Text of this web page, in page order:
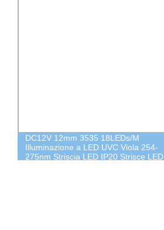
DC12V 12mm 3535 18LEDs/M
Illuminazione a LED UVC Viola 254-
275nm Striscia LED IP20 Strisce LED